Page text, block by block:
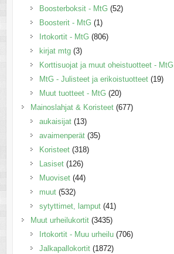
Boosterboksit - MtG (52)
Boosterit - MtG (1)
Irtokortit - MtG (806)
kirjat mtg (3)
Korttisuojat ja muut oheistuotteet - MtG
MtG - Julisteet ja erikoistuotteet (19)
Muut tuotteet - MtG (20)
Mainoslahjat & Koristeet (677)
aukaisijat (13)
avaimenperät (35)
Koristeet (318)
Lasiset (126)
Muoviset (44)
muut (532)
sytyttimet, lamput (41)
Muut urheilukortit (3435)
Irtokortit - Muu urheilu (706)
Jalkapallokortit (1872)